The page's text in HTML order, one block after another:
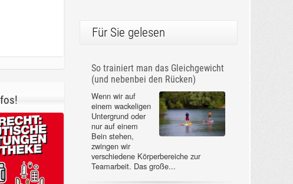
Für Sie gelesen
So trainiert man das Gleichgewicht
(und nebenbei den Rücken)
Wenn wir auf
einem wackeligen
Untergrund oder
nur auf einem
Bein stehen,
zwingen wir
verschiedene Körperbereiche zur
Teamarbeit. Das große...